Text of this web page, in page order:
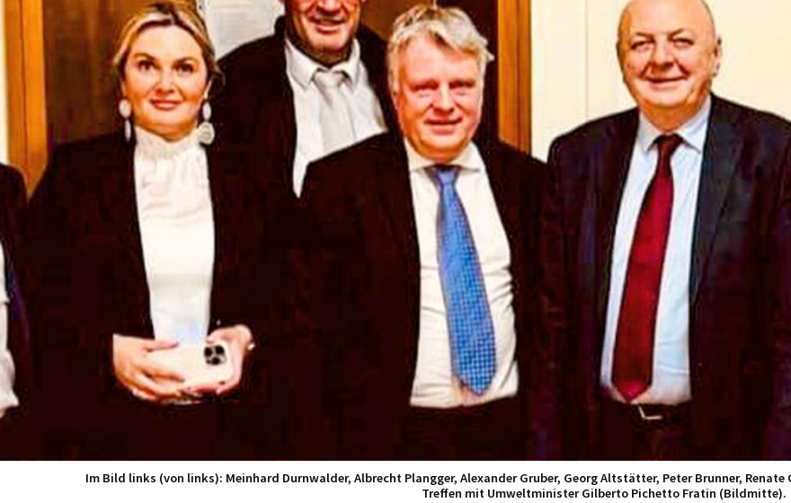
Im Bild links (von links): Meinhard Durnwalder, Albrecht Plangger, Alexander Gruber, Georg Altstätter, Peter Brunner,
Treffen mit Umweltminister Gilberto Pichetto Fratin (Bildmitte).